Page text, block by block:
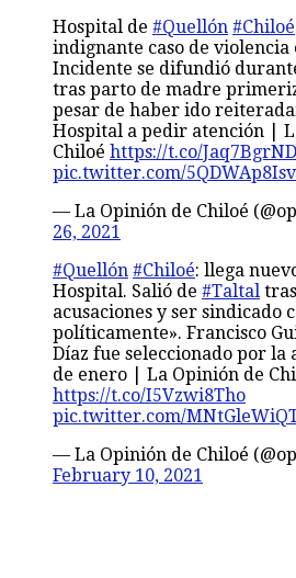
Hospital de #Quellón #Chiloé
indignante caso de violencia
Incidente se difundió
tras parto de madre
pesar de haber ido
Hospital a pedir atención |
Chiloé https://t.co/
pic.twitter.com/5QDWAp8Isv
— La Opinión de Chiloé
26, 2021
#Quellón #Chiloé: llega
Hospital. Salió de #Taltal
acusaciones y ser sindicado
políticamente». Francisco
Díaz fue seleccionado por la
de enero | La Opinión de
https://t.co/I5Vzwi8Tho
pic.twitter.com/
— La Opinión de Chiloé
February 10, 2021